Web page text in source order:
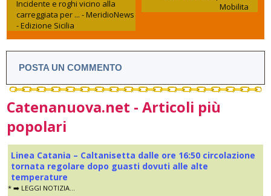
Incidente e roghi vicino alla
carreggiata per ... - MeridioNews
- Edizione Sicilia
Mobilita
POSTA UN COMMENTO
Catenanuova.net - Articoli più
popolari
Linea Catania – Caltanisetta dalle ore 16:50 circolazione
tornata regolare dopo guasti dovuti alle alte
temperature
* ➡️ LEGGI NOTIZIA...